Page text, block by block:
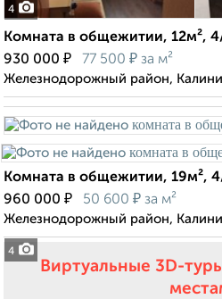
4
Комната в общежитии, 12м²,
930 000 ₽ 77 500 ₽ за м²
Железнодорожный район,
4
Комната в общежитии, 19м²,
960 000 ₽ 50 600 ₽ за м²
Железнодорожный район,
Виртуальные 3D-